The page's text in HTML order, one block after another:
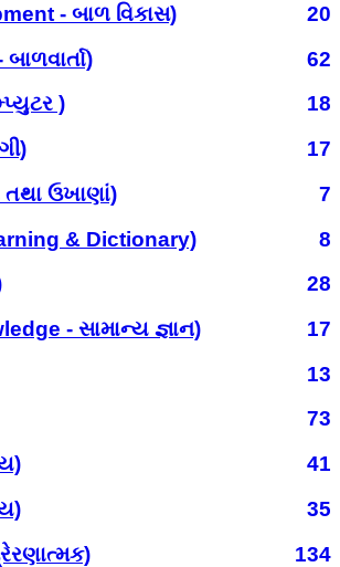
- બાળ વિકાસ)
20
62
)
18
17
તથા ઉખાણાં)
7
& Dictionary)
8
28
- સામાન્ય જ્ઞાન)
17
13
73
41
35
134